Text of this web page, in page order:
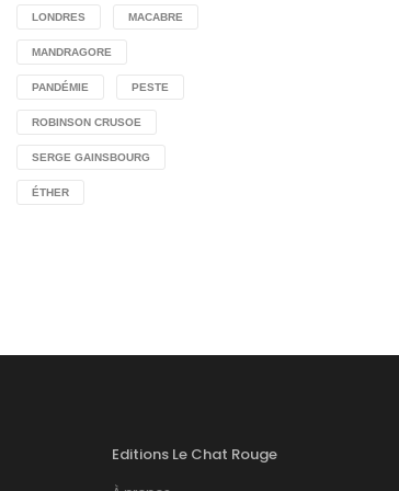
LONDRES MACABRE
MANDRAGORE
PANDÉMIE PESTE
ROBINSON CRUSOE
SERGE GAINSBOURG
ÉTHER
Editions Le Chat Rouge